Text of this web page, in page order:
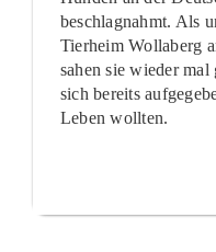
beschlagnahmt. Als
Tierheim Wollaberg
sahen sie wieder mal
sich bereits
Leben wollten.